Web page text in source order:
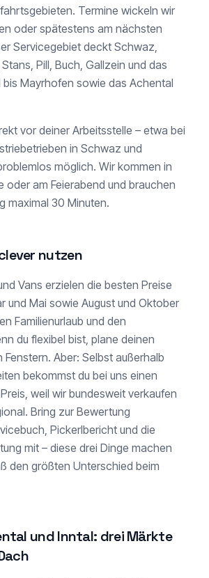
Termine wickeln wir
oder spätestens am nächsten
Servicegebiet deckt Schwaz,
Pill, Buch, Gallzein und das
Mayrhofen sowie das Achental
vor deiner Arbeitsstelle – etwa bei
in Schwaz und
möglich. Wir kommen in
oder am Feierabend und brauchen
maximal 30 Minuten.
nutzen
Vans erzielen die besten Preise
und Mai sowie August und Oktober
Familienurlaub und den
du flexibel bist, plane deinen
Fenstern. Aber: Selbst außerhalb
bekommst du bei uns einen
weil wir bundesweit verkaufen
Bring zur Bewertung
Pickerlbericht und die
mit – diese drei Dinge machen
den größten Unterschied beim
und Inntal: drei Märkte